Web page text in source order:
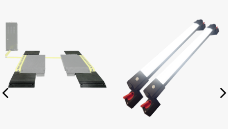
Previous